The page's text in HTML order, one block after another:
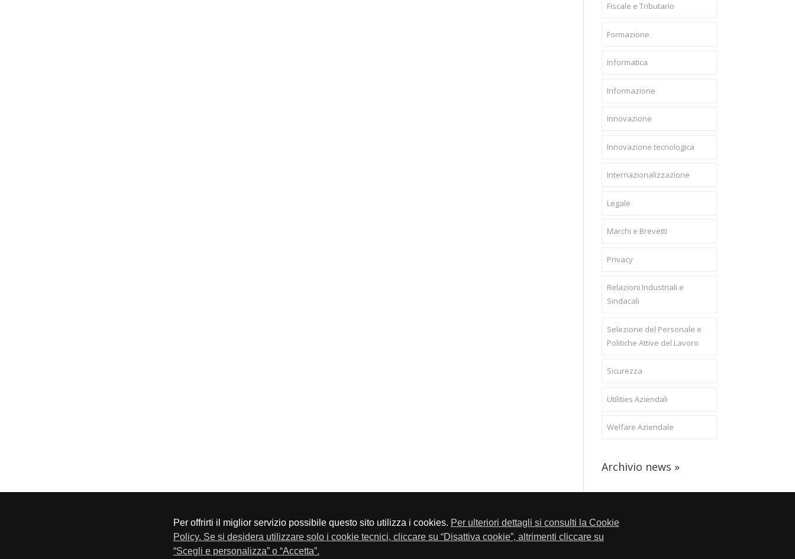
Per offrirti il miglior servizio possibile questo sito utilizza i cookies. Per ulteriori dettagli si consulti la Cookie
Policy. Se si desidera utilizzare solo i cookie tecnici, cliccare su “Disattiva cookie”, altrimenti cliccare su
“Scegli e personalizza” o “Accetta”.
Fiscale e Tributario
Formazione
Informatica
Informazione
Innovazione
Innovazione tecnologica
Internazionalizzazione
Legale
Marchi e Brevetti
Privacy
Relazioni Industriali e
Sindacali
Selezione del Personale e
Politiche Attive del Lavoro
Sicurezza
Utilities Aziendali
Welfare Aziendale
Archivio news »
Via F.Lippi, 30 25134 Brescia P.Iva 01548020179 - Telefono 030-23076 - Fax 030-2304108